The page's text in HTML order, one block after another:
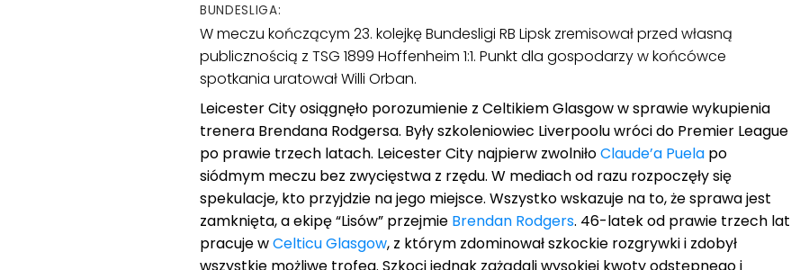
BUNDESLIGA:
W meczu kończącym 23. kolejkę Bundesligi RB Lipsk zremisował przed własną
publicznością z TSG 1899 Hoffenheim 1:1. Punkt dla gospodarzy w końcówce
spotkania uratował Willi Orban.
Leicester City osiągnęło porozumienie z Celtikiem Glasgow w sprawie wykupienia
trenera Brendana Rodgersa. Były szkoleniowiec Liverpoolu wróci do Premier League
po prawie trzech latach. Leicester City najpierw zwolniłoClaude’a Puela po
siódmym meczu bez zwycięstwa z rzędu. W mediach od razu rozpoczęły się
spekulacje, kto przyjdzie na jego miejsce. Wszystko wskazuje na to, że sprawa jest
zamknięta, a ekipę “Lisów” przejmie Brendan Rodgers. 46-latek od prawie trzech lat
pracuje wCelticu Glasgow, z którym zdominował szkockie rozgrywki i zdobył